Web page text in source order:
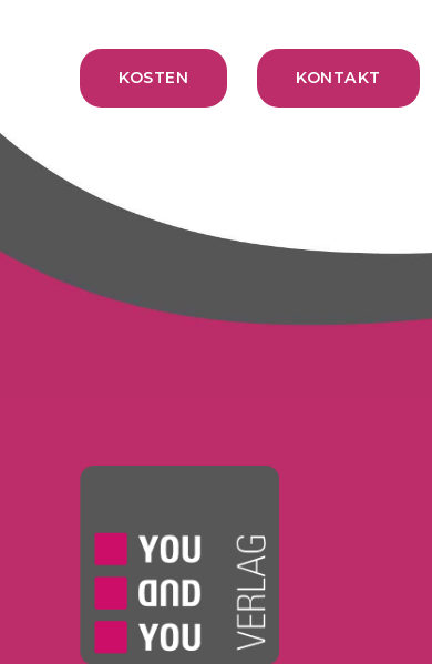
Wie der Coachingprozess verläuft
5. Phase: Reflexion und Evaluation
KOSTEN KONTAKT